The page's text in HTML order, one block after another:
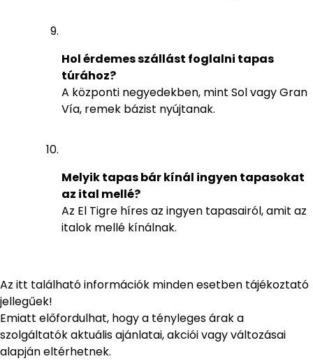
Hol érdemes szállást foglalni tapas
túrához?
A központi negyedekben, mint Sol vagy Gran
Vía, remek bázist nyújtanak.
Melyik tapas bár kínál ingyen tapasokat
az ital mellé?
Az El Tigre híres az ingyen tapasairól, amit az
italok mellé kínálnak.
Az itt található információk minden esetben tájékoztató
jellegűek!
Emiatt előfordulhat, hogy a tényleges árak a
szolgáltatók aktuális ajánlatai, akciói vagy változásai
alapján eltérhetnek.